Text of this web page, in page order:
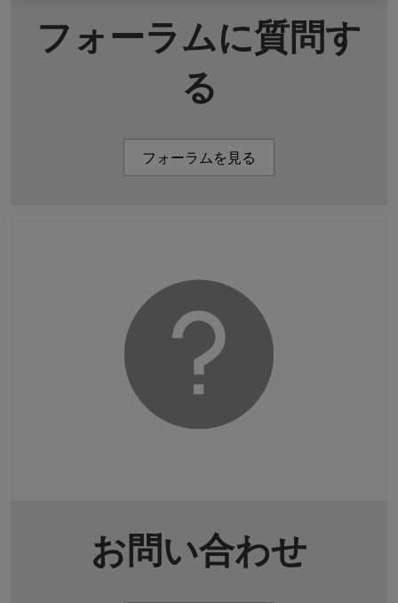
フォーラムに質問す
る
フォーラムを見る
お問い合わせ